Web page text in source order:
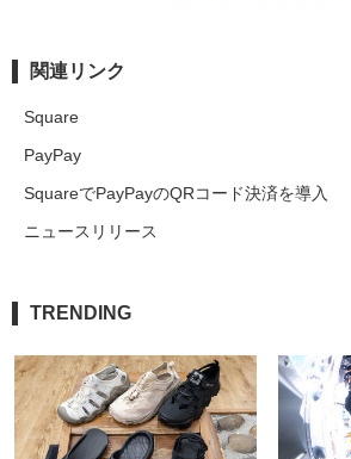
関連リンク
Square
PayPay
SquareでPayPayのQRコード決済を導入
ニュースリリース
TRENDING